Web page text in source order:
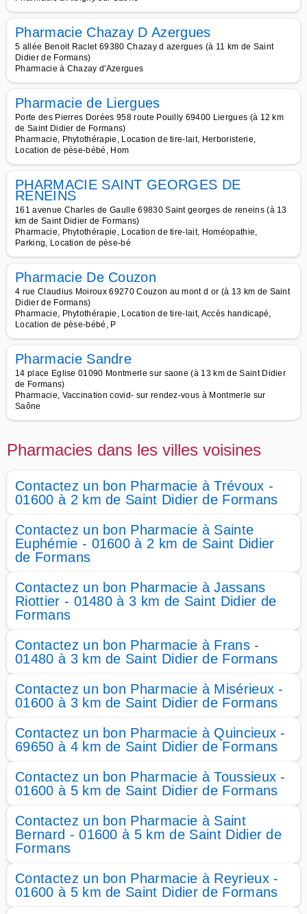
Pharmacie Chazay D Azergues
5 allée Benoit Raclet 69380 Chazay d azergues (à 11 km de Saint
Didier de Formans)
Pharmacie à Chazay d'Azergues
Pharmacie de Liergues
Porte des Pierres Dorées 958 route Pouilly 69400 Liergues (à 12 km
de Saint Didier de Formans)
Pharmacie, Phytothérapie, Location de tire-lait, Herboristerie,
Location de pèse-bébé, Hom
PHARMACIE SAINT GEORGES DE
RENEINS
161 avenue Charles de Gaulle 69830 Saint georges de reneins (à 13
km de Saint Didier de Formans)
Pharmacie, Phytothérapie, Location de tire-lait, Homéopathie,
Parking, Location de pèse-bé
Pharmacie De Couzon
4 rue Claudius Moiroux 69270 Couzon au mont d or (à 13 km de Saint
Didier de Formans)
Pharmacie, Phytothérapie, Location de tire-lait, Accès handicapé,
Location de pèse-bébé, P
Pharmacie Sandre
14 place Eglise 01090 Montmerle sur saone (à 13 km de Saint Didier
de Formans)
Pharmacie, Vaccination covid- sur rendez-vous à Montmerle sur
Saône
Pharmacies dans les villes voisines
Contactez un bon Pharmacie à Trévoux -
01600 à 2 km de Saint Didier de Formans
Contactez un bon Pharmacie à Sainte
Euphémie - 01600 à 2 km de Saint Didier
de Formans
Contactez un bon Pharmacie à Jassans
Riottier - 01480 à 3 km de Saint Didier de
Formans
Contactez un bon Pharmacie à Frans -
01480 à 3 km de Saint Didier de Formans
Contactez un bon Pharmacie à Misérieux -
01600 à 3 km de Saint Didier de Formans
Contactez un bon Pharmacie à Quincieux -
69650 à 4 km de Saint Didier de Formans
Contactez un bon Pharmacie à Toussieux -
01600 à 5 km de Saint Didier de Formans
Contactez un bon Pharmacie à Saint
Bernard - 01600 à 5 km de Saint Didier de
Formans
Contactez un bon Pharmacie à Reyrieux -
01600 à 5 km de Saint Didier de Formans